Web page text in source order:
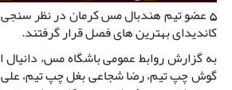
5 عضو تیم هندبال مس کرمان در نظر
کاندیدای بهترین های فصل قرار گرفتند.
به گزارش روابط عمومی باشگاه مس،
گوش چپ تیم، رضا شجاعی بغل چپ تیم، علی